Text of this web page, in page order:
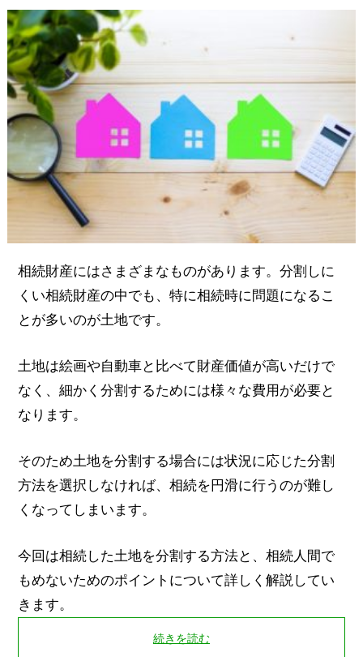
相続財産にはさまざまなものがあります。分割しに
くい相続財産の中でも、特に相続時に問題になるこ
とが多いのが土地です。
土地は絵画や自動車と比べて財産価値が高いだけで
なく、細かく分割するためには様々な費用が必要と
なります。
そのため土地を分割する場合には状況に応じた分割
方法を選択しなければ、相続を円滑に行うのが難し
くなってしまいます。
今回は相続した土地を分割する方法と、相続人間で
もめないためのポイントについて詳しく解説してい
きます。
続きを読む